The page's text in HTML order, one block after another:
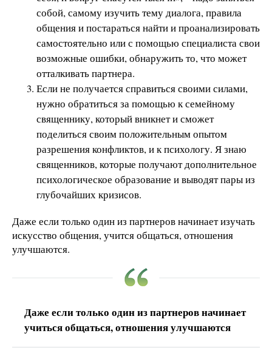
собой, самому изучить тему диалога, правила
общения и постараться найти и проанализировать
самостоятельно или с помощью специалиста свои
возможные ошибки, обнаружить то, что может
отталкивать партнера.
Если не получается справиться своими силами,
нужно обратиться за помощью к семейному
священнику, который вникнет и сможет
поделиться своим положительным опытом
разрешения конфликтов, и к психологу. Я знаю
священников, которые получают дополнительное
психологическое образование и выводят пары из
глубочайших кризисов.
Даже если только один из партнеров начинает изучать
искусство общения, учится общаться, отношения
улучшаются.
Даже если только один из партнеров начинает
учиться общаться, отношения улучшаются